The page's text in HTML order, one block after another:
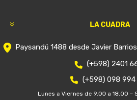
LA CUADRA
Paysandú 1488 desde Javier
(+598) 2401
(+598) 098 994
Lunes a Viernes de 9.00 a 18.00 –